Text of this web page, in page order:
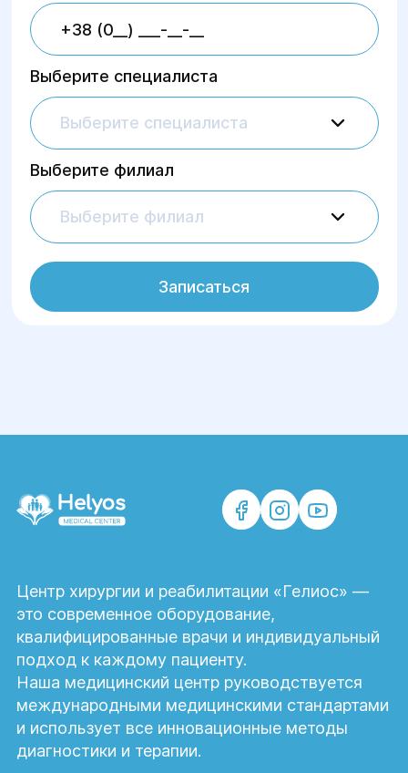
Выберите специалиста
Выберите специалиста
Выберите филиал
Выберите филиал
Записаться
Центр хирургии и реабилитации «Гелиос» —
это современное оборудование,
квалифицированные врачи и индивидуальный
подход к каждому пациенту.
Наша медицинский центр руководствуется
международными медицинскими стандартами
и использует все инновационные методы
диагностики и терапии.